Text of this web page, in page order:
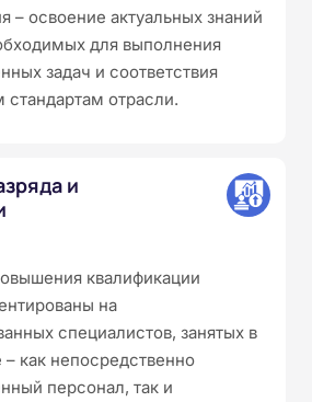
– освоение актуальных знаний
для выполнения
задач и соответствия
отрасли.
и
квалификации
на
специалистов, занятых в
как непосредственно
персонал, так и